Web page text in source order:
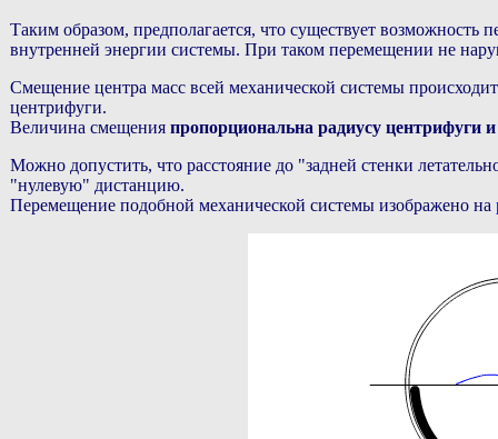
Таким образом, предполагается, что существует возможность
внутренней энергии системы. При таком перемещении не
Смещение центра масс всей механической системы
центрифуги.
Величина смещения пропорциональна радиусу центрифуги
Можно допустить, что расстояние до "задней стенки
"нулевую" дистанцию.
Перемещение подобной механической системы изображено на